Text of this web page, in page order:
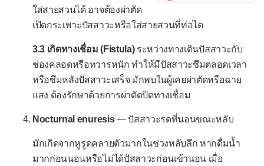
ไส้ติ่งอักเสบ
Apgar score
Glasgow Coma Scale
Leopold's maneuvers
Wells score
ผลตรวจ
-- โลหิตวิทยา --
เม็ดเลือดแดงน้อย (โลหิตจาง)
ใส่สายสวนได้ อาจต้องผ่าตัด
เปิดกระเพาะปัสสาวะหรือใส่สายสวนที่ท่อไต
3.3 เกิดทางเชื่อม (Fistula)ระหว่างทางเดินปัสสาวะกับ
ช่องคลอดหรือทวารหนัก ทำให้มีปัสสาวะซึมตลอดเวลา
หรือซึมหลังปัสสาวะเสร็จ มักพบในผู้เคยผ่าตัดหรือฉาย
แสง ต้องรักษาด้วยการผ่าตัดปิดทางเชื่อม
Nocturnal enuresis— ปัสสาวะรดที่นอนขณะหลับ
มักเกิดจากหูรูดคลายตัวมากในช่วงหลับลึก หากดื่มน้ำ
มากก่อนนอนหรือไม่ได้ปัสสาวะก่อนเข้านอน เมื่อ